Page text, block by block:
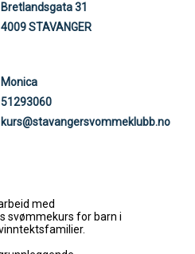
Bretlandsgata 31
4009 STAVANGER
Monica
51293060
kurs@stavangersvommeklubb.no